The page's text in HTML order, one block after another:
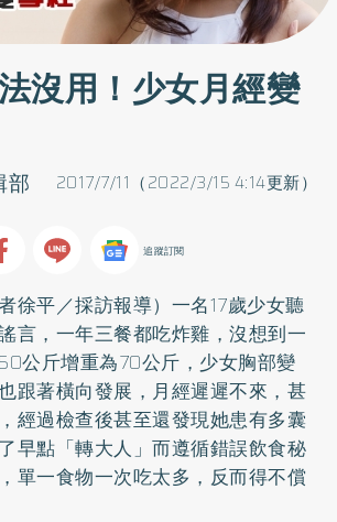
沒用！少女月經變
2017/7/11（2022/3/15 4:14更新）
部
追蹤訂閱
徐平／採訪報導）一名17歲少女聽
言，一年三餐都吃炸雞，沒想到一
公斤增重為70公斤，少女胸部變
跟著橫向發展，月經遲遲不來，甚
經過檢查後甚至還發現她患有多囊
早點「轉大人」而遵循錯誤飲食秘
單一食物一次吃太多，反而得不償